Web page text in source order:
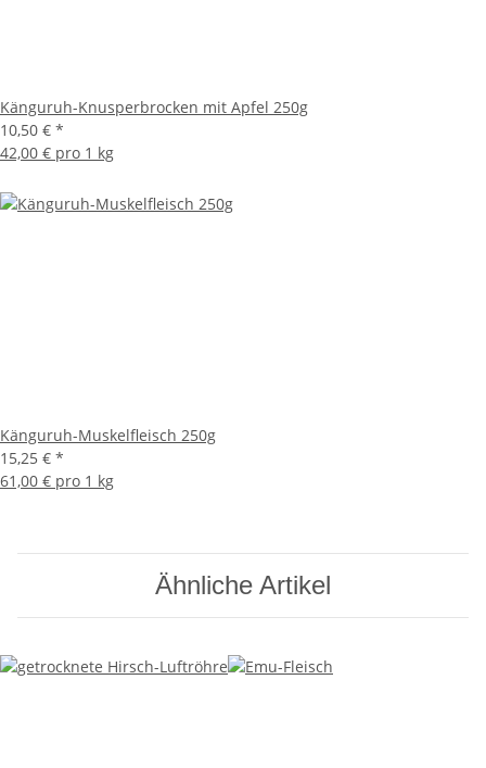
Känguruh-Knusperbrocken mit Apfel 250g
10,50 € *
42,00 € pro 1 kg
Känguruh-Muskelfleisch 250g
15,25 € *
61,00 € pro 1 kg
Ähnliche Artikel